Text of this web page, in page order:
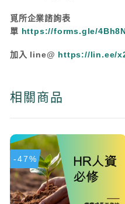
覓所企業諮詢表
單 https://forms.gle/
加入 line@ https://lin.ee/
相關商品
-47%